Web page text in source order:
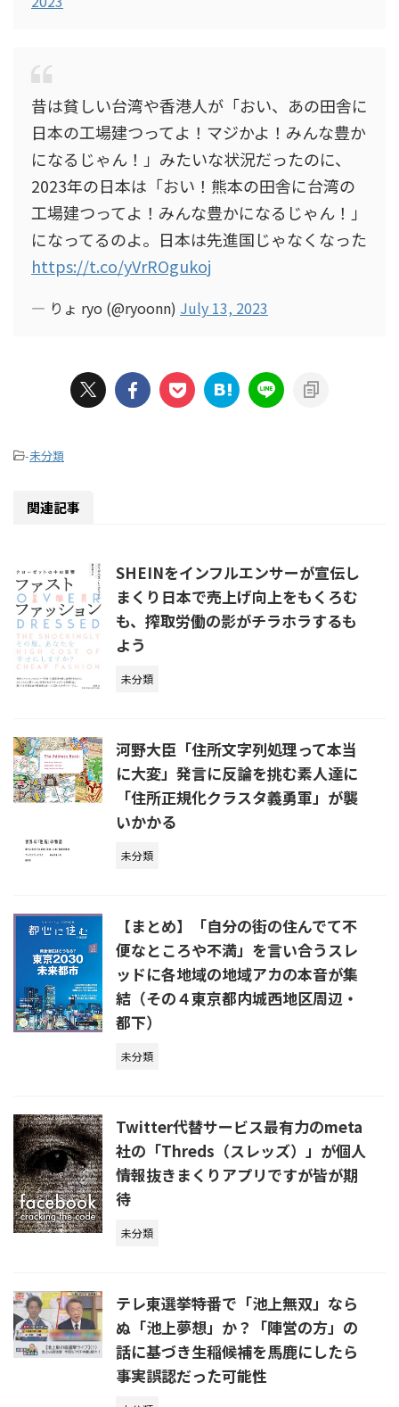
昔は貧しい台湾や香港人が「おい、あの田舎に
日本の工場建つってよ！マジかよ！みんな豊か
になるじゃん！」みたいな状況だったのに、
2023年の日本は「おい！熊本の田舎に台湾の
工場建つってよ！みんな豊かになるじゃん！」
になってるのよ。日本は先進国じゃなくなった
https://t.co/yVrROgukoj
— りょ ryo (@ryoonn) July 13, 2023
-未分類
関連記事
SHEINをインフルエンサーが宣伝し
まくり日本で売上げ向上をもくろむ
も、搾取労働の影がチラホラするも
よう
未分類
河野大臣「住所文字列処理って本当
に大変」発言に反論を挑む素人達に
「住所正規化クラスタ義勇軍」が襲
いかかる
未分類
【まとめ】「自分の街の住んでて不
便なところや不満」を言い合うスレ
ッドに各地域の地域アカの本音が集
結（その４東京都内城西地区周辺・
都下）
未分類
Twitter代替サービス最有力のmeta
社の「Threds（スレッズ）」が個人
情報抜きまくりアプリですが皆が期
待
未分類
テレ東選挙特番で「池上無双」なら
ぬ「池上夢想」か？「陣営の方」の
話に基づき生稲候補を馬鹿にしたら
事実誤認だった可能性